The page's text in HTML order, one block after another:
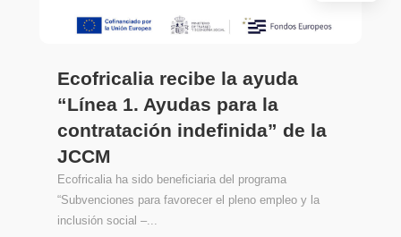
Ecofricalia recibe la ayuda
“Línea 1. Ayudas para la
contratación indefinida” de la
JCCM
Ecofricalia ha sido beneficiaria del programa
“Subvenciones para favorecer el pleno empleo y la
inclusión social –...